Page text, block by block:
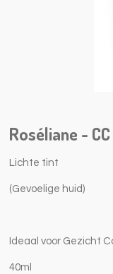
Roséliane -
Lichte tint
(Gevoelige huid)
Ideaal voor Gezicht
40ml